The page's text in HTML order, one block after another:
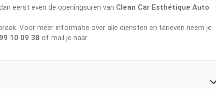
eerst even de openingsuren van Clean Car Esthétique Auto
Voor meer informatie over alle diensten en tarieven neem je
10 09 38 of mail je naar .